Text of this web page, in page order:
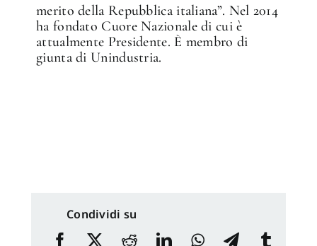
merito della Repubblica italiana”. Nel 2014
ha fondato Cuore Nazionale di cui è
attualmente Presidente. È membro di
giunta di Unindustria.
Condividi su